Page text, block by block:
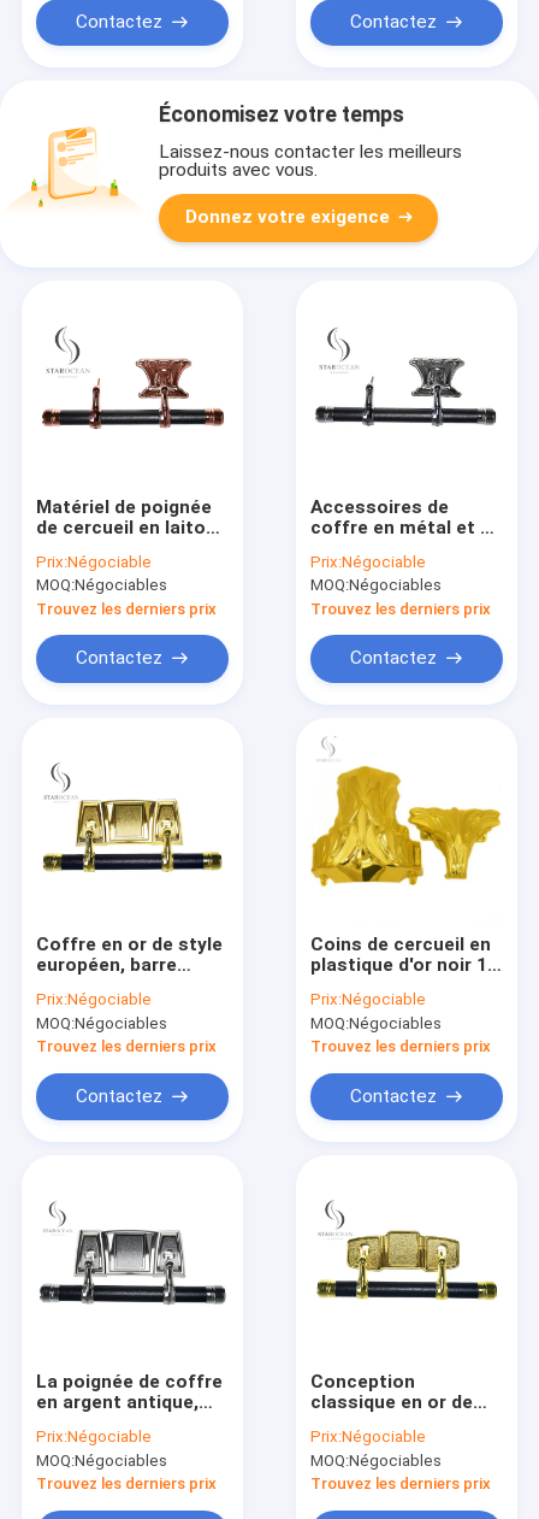
A propos de nous
Demande de soumission
Contactez Contactez
Économisez votre temps
Laissez-nous contacter les meilleurs
produits avec vous.
Donnez votre exigence
Matériel de poignée
de cercueil en laiton
accessoires
universels pour
cercueil SW-HB
Prix:Négociable
MOQ:Négociables
Trouvez les derniers prix
Contactez
Accessoires de
coffre en métal et en
américain sur
mesure SW-HS
Prix:Négociable
MOQ:Négociables
Trouvez les derniers prix
Contactez
Coffre en or de style
européen, barre
poli, haute
résistance, sur
mesure, SW-FG
Prix:Négociable
MOQ:Négociables
Trouvez les derniers prix
Contactez
Coins de cercueil en
plastique d'or noir 1#
funéraire et
décoration funéraire
Prix:Négociable
MOQ:Négociables
Trouvez les derniers prix
Contactez
La poignée de coffre
en argent antique,
soulevé 500 kg de
matériel de coffre
SW-F
Prix:Négociable
MOQ:Négociables
Trouvez les derniers prix
Conception
classique en or de
matériel de cercueil
de levage lourd PP
Panel SW-E
Prix:Négociable
MOQ:Négociables
Trouvez les derniers prix